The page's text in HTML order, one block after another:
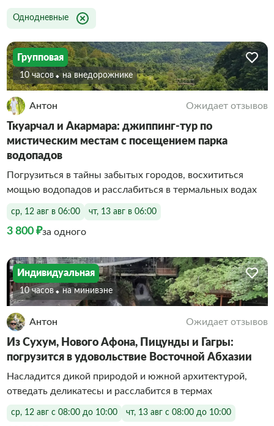
Однодневные
Групповая
10 часов На внедорожнике
Антон Ожидает отзывов
Ткуарчал и Акармара: джиппинг-тур по
мистическим местам с посещением парка
водопадов
Погрузиться в тайны забытых городов, восхититься
мощью водопадов и расслабиться в термальных водах
ср, 12 авг в 06:00 чт, 13 авг в 06:00
3 800 ₽за одного
Индивидуальная
10 часов На минивэне
Антон Ожидает отзывов
Из Сухум, Нового Афона, Пицунды и Гагры:
погрузится в удовольствие Восточной Абхазии
Насладится дикой природой и южной архитектурой,
отведать деликатесы и расслабится в термах
ср, 12 авг с 08:00 до 10:00 чт, 13 авг с 08:00 до 10:00